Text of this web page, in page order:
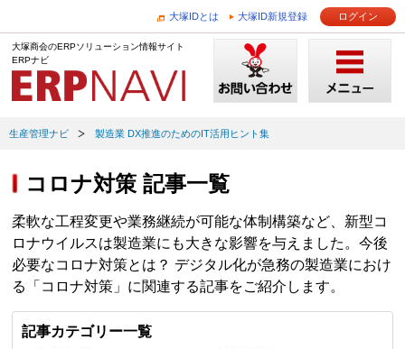
大塚IDとは 大塚ID新規登録 ログイン
大塚商会のERPソリューション情報サイト
ERPナビ
生産管理ナビ 製造業 DX推進のためのIT活用ヒント集
コロナ対策 記事一覧
柔軟な工程変更や業務継続が可能な体制構築など、新型コ
ロナウイルスは製造業にも大きな影響を与えました。今後
必要なコロナ対策とは？ デジタル化が急務の製造業におけ
る「コロナ対策」に関連する記事をご紹介します。
記事カテゴリー一覧